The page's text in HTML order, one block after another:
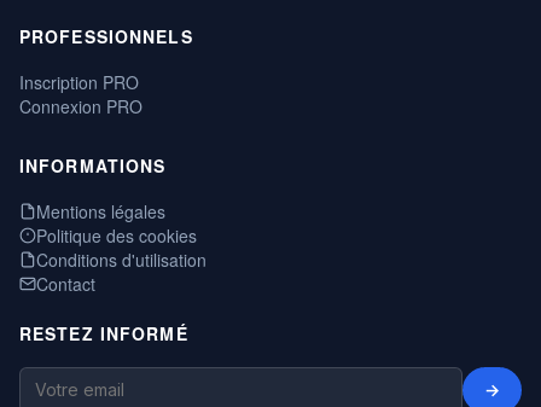
PROFESSIONNELS
Inscription PRO
Connexion PRO
INFORMATIONS
Mentions légales
Politique des cookies
Conditions d'utilisation
Contact
RESTEZ INFORMÉ
→